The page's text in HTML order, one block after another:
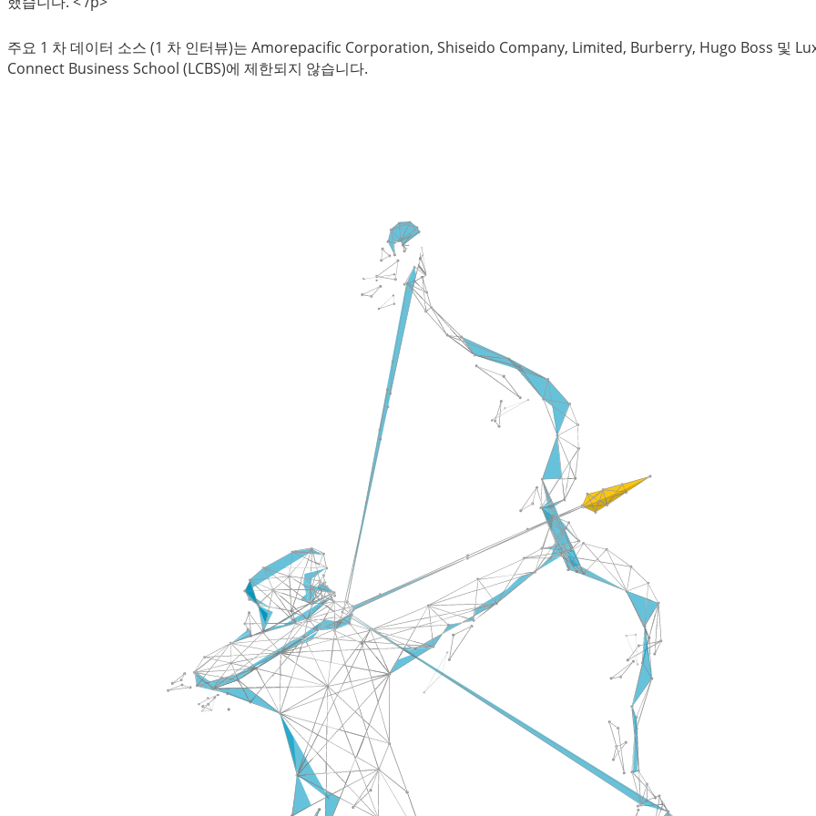
주요 1 차 데이터 소스 (1 차 인터뷰)는 Amorepacific Corporation, Shiseido Company, Limited, Burberry, Hugo Boss 및
Connect Business School (LCBS)에 제한되지 않습니다.